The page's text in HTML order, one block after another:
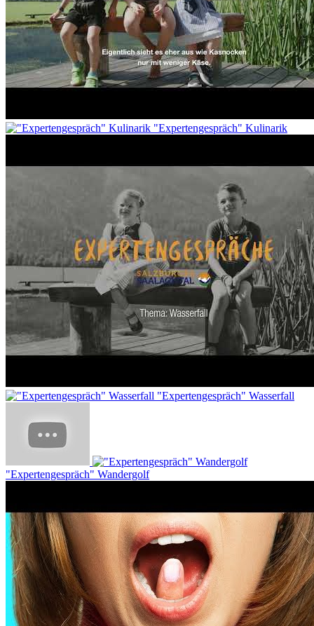
"Expertengespräch" Kulinarik
"Expertengespräch" Wasserfall
"Expertengespräch" Wandergolf